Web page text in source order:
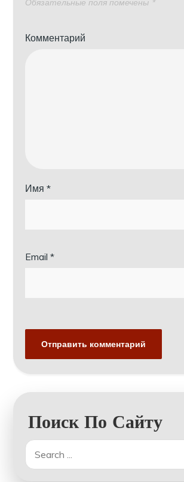
Обязательные поля помечены *
Комментарий
Имя*
Email*
Поиск По Сайту
Search
for: